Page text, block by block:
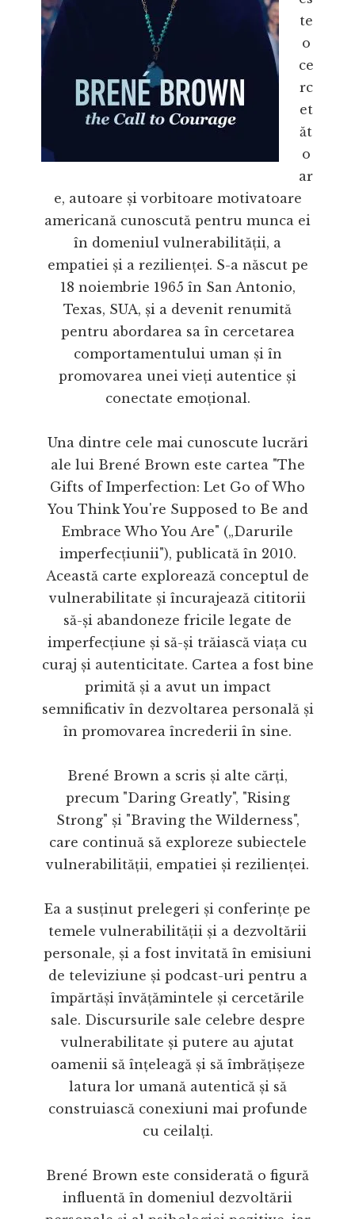
te
o
ce
rc
et
ăt
o
ar
e, autoare și vorbitoare motivatoare
americană cunoscută pentru munca ei
în domeniul vulnerabilității, a
empatiei și a rezilienței. S-a născut pe
18 noiembrie 1965 în San Antonio,
Texas, SUA, și a devenit renumită
pentru abordarea sa în cercetarea
comportamentului uman și în
promovarea unei vieți autentice și
conectate emoțional.
Una dintre cele mai cunoscute lucrări
ale lui Brené Brown este cartea "The
Gifts of Imperfection: Let Go of Who
You Think You're Supposed to Be and
Embrace Who You Are" („Darurile
imperfecțiunii"), publicată în 2010.
Această carte explorează conceptul de
vulnerabilitate și încurajează cititorii
să-și abandoneze fricile legate de
imperfecțiune și să-și trăiască viața cu
curaj și autenticitate. Cartea a fost bine
primită și a avut un impact
semnificativ în dezvoltarea personală și
în promovarea încrederii în sine.
Brené Brown a scris și alte cărți,
precum "Daring Greatly", "Rising
Strong" și "Braving the Wilderness",
care continuă să exploreze subiectele
vulnerabilității, empatiei și rezilienței.
Ea a susținut prelegeri și conferințe pe
temele vulnerabilității și a dezvoltării
personale, și a fost invitată în emisiuni
de televiziune și podcast-uri pentru a
împărtăși învățămintele și cercetările
sale. Discursurile sale celebre despre
vulnerabilitate și putere au ajutat
oamenii să înțeleagă și să îmbrățișeze
latura lor umană autentică și să
construiască conexiuni mai profunde
cu ceilalți.
Brené Brown este considerată o figură
influentă în domeniul dezvoltării